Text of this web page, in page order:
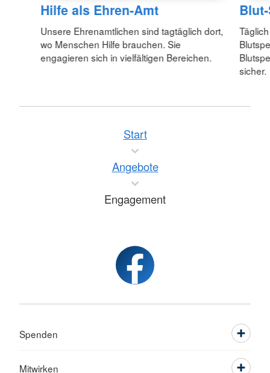
Hilfe als Ehren-Amt
Unsere Ehrenamtlichen sind tagtäglich dort,
wo Menschen Hilfe brauchen. Sie
engagieren sich in vielfältigen Bereichen.
sicher.
Start
Angebote
Engagement
Spenden
Mitwirken